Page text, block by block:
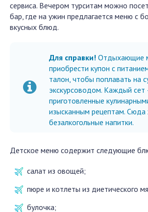
сервиса. Вечером турситам можно
бар, где на ужин предлагается меню с
вкусных блюд.
Для справки! Отдыхающие
приобрести купон с
талон, чтобы поплавать на
экскурсоводом. Каждый
приготовленные
изысканным рецептам.
безалкогольные напитки.
Детское меню содержит следующие
салат из овощей;
пюре и котлеты из диетического
булочка;